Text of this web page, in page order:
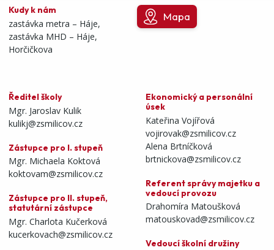
Kudy k nám
zastávka metra – Háje,
zastávka MHD – Háje,
Horčičkova
Mapa
Ředitel školy
Mgr. Jaroslav Kulik
kulikj@zsmilicov.cz
Zástupce pro I. stupeň
Mgr. Michaela Koktová
koktovam@zsmilicov.cz
Zástupce pro II. stupeň,
statutární zástupce
Mgr. Charlota Kučerková
kucerkovach@zsmilicov.cz
Ekonomický a personální
úsek
Kateřina Vojířová
vojirovak@zsmilicov.cz
Alena Brtníčková
brtnickova@zsmilicov.cz
Referent správy majetku a
vedoucí provozu
Drahomíra Matoušková
matouskovad@zsmilicov.cz
Vedoucí školní družiny